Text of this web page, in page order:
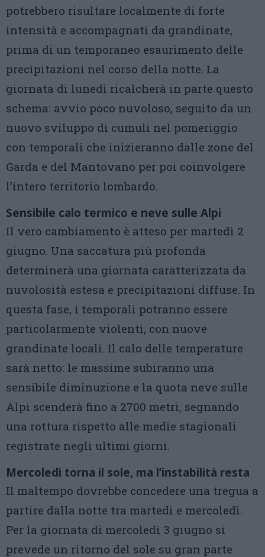
potrebbero risultare localmente di forte
intensità e accompagnati da grandinate,
prima di un temporaneo esaurimento delle
precipitazioni nel corso della notte. La
giornata di lunedì ricalcherà in parte questo
schema: avvio poco nuvoloso, seguito da un
nuovo sviluppo di cumuli nel pomeriggio
con temporali che inizieranno dalle zone del
Garda e del Mantovano per poi coinvolgere
l’intero territorio lombardo.
Sensibile calo termico e neve sulle Alpi
Il vero cambiamento è atteso per martedì 2
giugno. Una saccatura più profonda
determinerà una giornata caratterizzata da
nuvolosità estesa e precipitazioni diffuse. In
questa fase, i temporali potranno essere
particolarmente violenti, con nuove
grandinate locali. Il calo delle temperature
sarà netto: le massime subiranno una
sensibile diminuzione e la quota neve sulle
Alpi scenderà fino a 2700 metri, segnando
una rottura rispetto alle medie stagionali
registrate negli ultimi giorni.
Mercoledì torna il sole, ma l’instabilità resta
Il maltempo dovrebbe concedere una tregua a
partire dalla notte tra martedì e mercoledì.
Per la giornata di mercoledì 3 giugno si
prevede un ritorno del sole su gran parte